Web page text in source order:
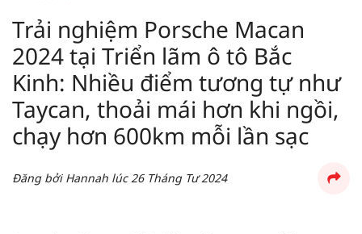
Trải nghiệm Porsche Macan
2024 tại Triển lãm ô tô Bắc
Kinh: Nhiều điểm tương tự như
Taycan, thoải mái hơn khi ngồi,
chạy hơn 600km mỗi lần sạc
Đăng bởi Hannah lúc26 Tháng Tư 2024